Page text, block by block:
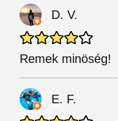
D. V.
Remek minöség!
E. F.